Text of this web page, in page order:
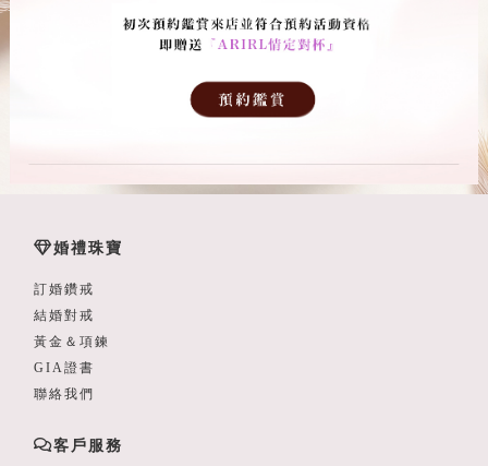
婚禮珠寶
訂婚鑽戒
結婚對戒
黃金＆項鍊
GIA證書
聯絡我們
客戶服務